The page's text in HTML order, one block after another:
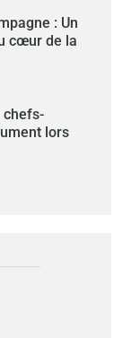
: Un
cœur de la
chefs-
lors